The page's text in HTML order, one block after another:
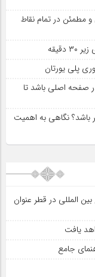
مطمئن در تمام نقاط
پلی یورتان
صفحه اصلی باشد تا
باشد؟ نگاهی به اهمیت
المللی در قطر عنوان
یافت
جامع